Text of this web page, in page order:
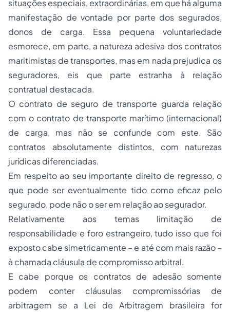
situações especiais, extraordinárias, em que há alguma
manifestação de vontade por parte dos segurados,
donos de carga. Essa pequena voluntariedade
esmorece, em parte, a natureza adesiva dos contratos
maritimistas de transportes, mas em nada prejudica os
seguradores, eis que parte estranha à relação
contratual destacada.
O contrato de seguro de transporte guarda relação
com o contrato de transporte marítimo (internacional)
de carga, mas não se confunde com este. São
contratos absolutamente distintos, com naturezas
jurídicas diferenciadas.
Em respeito ao seu importante direito de regresso, o
que pode ser eventualmente tido como eficaz pelo
segurado, pode não o ser em relação ao segurador.
Relativamente aos temas limitação de
responsabilidade e foro estrangeiro, tudo isso que foi
exposto cabe simetricamente – e até com mais razão –
à chamada cláusula de compromisso arbitral.
E cabe porque os contratos de adesão somente
podem conter cláusulas compromissórias de
arbitragem se a Lei de Arbitragem brasileira for